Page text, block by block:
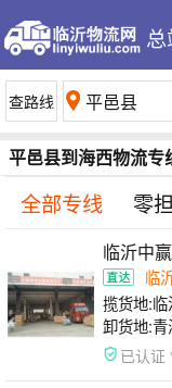
全部专线 零
临沂中
临
揽货地:
卸货地:青
已认证